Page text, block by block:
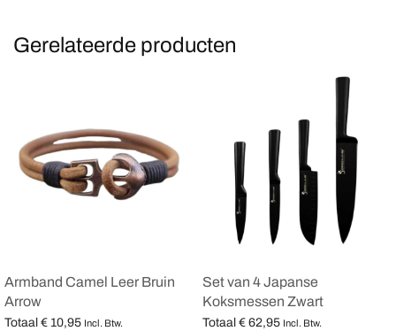
Gerelateerde producten
Armband Camel Leer Bruin
Arrow
Totaal € 10,95 Incl. Btw.
Set van 4 Japanse
Koksmessen Zwart
Totaal € 62,95 Incl. Btw.